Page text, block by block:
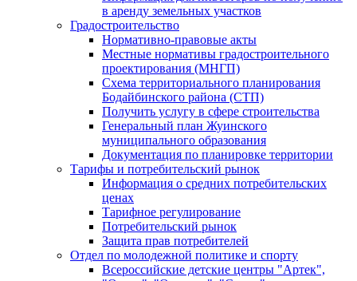
в аренду земельных участков
Градостроительство
Нормативно-правовые акты
Местные нормативы градостроительного
проектирования (МНГП)
Схема территориального планирования
Бодайбинского района (СТП)
Получить услугу в сфере строительства
Генеральный план Жуинского
муниципального образования
Документация по планировке территории
Тарифы и потребительский рынок
Информация о средних потребительских
ценах
Тарифное регулирование
Потребительский рынок
Защита прав потребителей
Отдел по молодежной политике и спорту
Всероссийские детские центры "Артек",